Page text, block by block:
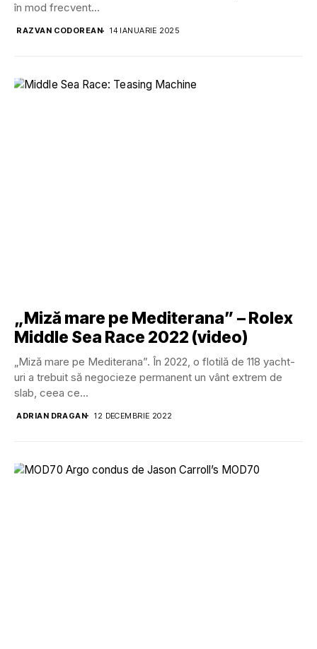
în mod frecvent...
RAZVAN CODOREAN 14 IANUARIE 2025
„Miză mare pe Mediterana” – Rolex
Middle Sea Race 2022 (video)
„Miză mare pe Mediterana”. În 2022, o flotilă de 118 yacht-
uri a trebuit să negocieze permanent un vânt extrem de
slab, ceea ce...
ADRIAN DRAGAN 12 DECEMBRIE 2022